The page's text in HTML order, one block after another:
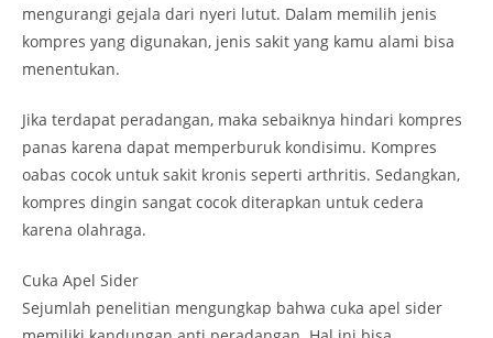
mengurangi gejala dari nyeri lutut. Dalam memilih jenis
kompres yang digunakan, jenis sakit yang kamu alami bisa
menentukan.
Jika terdapat peradangan, maka sebaiknya hindari kompres
panas karena dapat memperburuk kondisimu. Kompres
oabas cocok untuk sakit kronis seperti arthritis. Sedangkan,
kompres dingin sangat cocok diterapkan untuk cedera
karena olahraga.
Cuka Apel Sider
Sejumlah penelitian mengungkap bahwa cuka apel sider